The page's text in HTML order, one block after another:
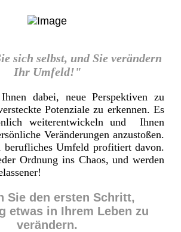
sich selbst, und Sie verändern
Ihr Umfeld!"
dabei, neue Perspektiven zu
Potenziale zu erkennen. Es
weiterentwickeln und Ihnen
Veränderungen anzustoßen.
berufliches Umfeld profitiert davon.
Ordnung ins Chaos, und werden
Sie den ersten Schritt,
etwas in Ihrem Leben zu
verändern.